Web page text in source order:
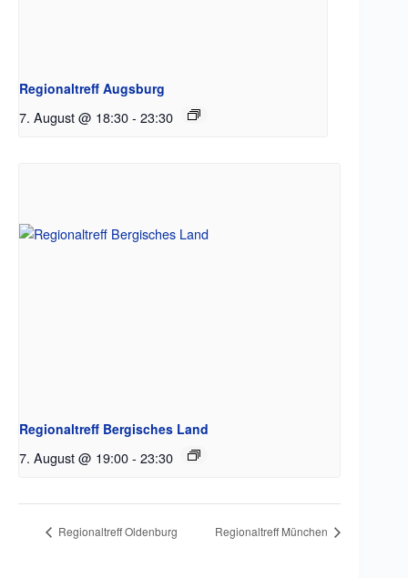
Regionaltreff Augsburg
7. August @ 18:30- 23:30
Regionaltreff Bergisches Land
7. August @ 19:00- 23:30
Regionaltreff Oldenburg Regionaltreff München